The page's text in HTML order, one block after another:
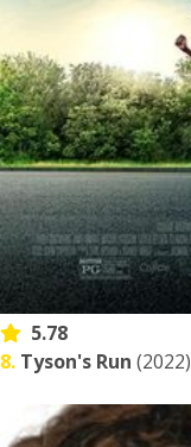
5.78
8. Tyson's Run (2022)